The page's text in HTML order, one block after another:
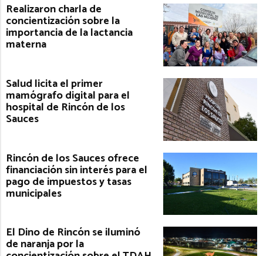
Realizaron charla de
concientización sobre la
importancia de la lactancia
materna
Salud licita el primer
mamógrafo digital para el
hospital de Rincón de los
Sauces
Rincón de los Sauces ofrece
financiación sin interés para el
pago de impuestos y tasas
municipales
El Dino de Rincón se iluminó
de naranja por la